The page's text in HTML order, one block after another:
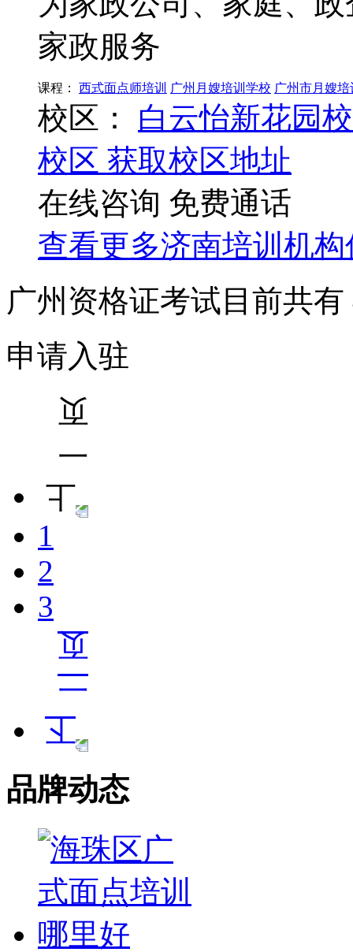
家政服务
课程： 西式面点师培训 广州月嫂培训学校 广州市月嫂培
校区：
白云怡新花园
校区 获取校区地址
在线咨询 免费通话
查看更多济南培训机构
广州资格证考试目前共有
申请入驻
1
2
3
品牌动态